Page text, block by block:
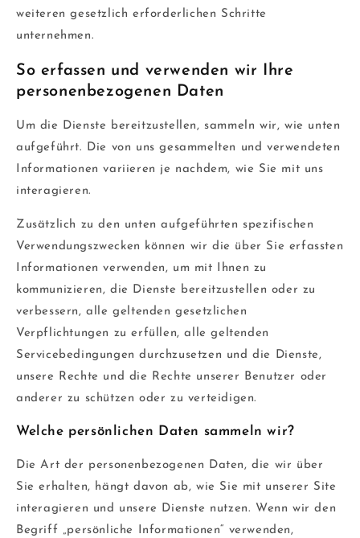
weiteren gesetzlich erforderlichen Schritte
unternehmen.
So erfassen und verwenden wir Ihre
personenbezogenen Daten
Um die Dienste bereitzustellen, sammeln wir, wie unten
aufgeführt. Die von uns gesammelten und verwendeten
Informationen variieren je nachdem, wie Sie mit uns
interagieren.
Zusätzlich zu den unten aufgeführten spezifischen
Verwendungszwecken können wir die über Sie erfassten
Informationen verwenden, um mit Ihnen zu
kommunizieren, die Dienste bereitzustellen oder zu
verbessern, alle geltenden gesetzlichen
Verpflichtungen zu erfüllen, alle geltenden
Servicebedingungen durchzusetzen und die Dienste,
unsere Rechte und die Rechte unserer Benutzer oder
anderer zu schützen oder zu verteidigen.
Welche persönlichen Daten sammeln wir?
Die Art der personenbezogenen Daten, die wir über
Sie erhalten, hängt davon ab, wie Sie mit unserer Site
interagieren und unsere Dienste nutzen. Wenn wir den
Begriff „persönliche Informationen“ verwenden,